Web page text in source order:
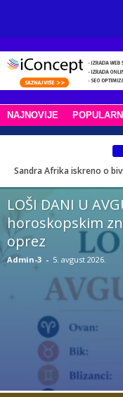
NAJNOVIJE
LOŠI DANI U
horoskopskim
oprez
Admin-3 - 5. avgust 2026.